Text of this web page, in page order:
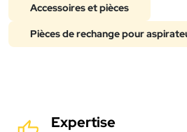
Accessoires et pièces
Pièces de rechange pour
Expertise